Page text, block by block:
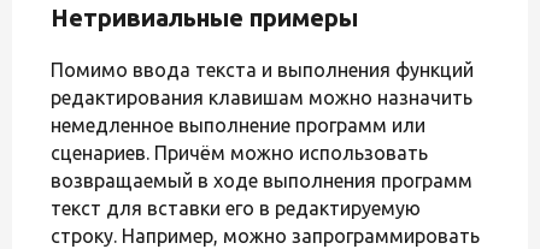
Нетривиальные примеры
Помимо ввода текста и выполнения функций
редактирования клавишам можно назначить
немедленное выполнение программ или
сценариев. Причём можно использовать
возвращаемый в ходе выполнения программ
текст для вставки его в редактируемую
строку. Например, можно запрограммировать